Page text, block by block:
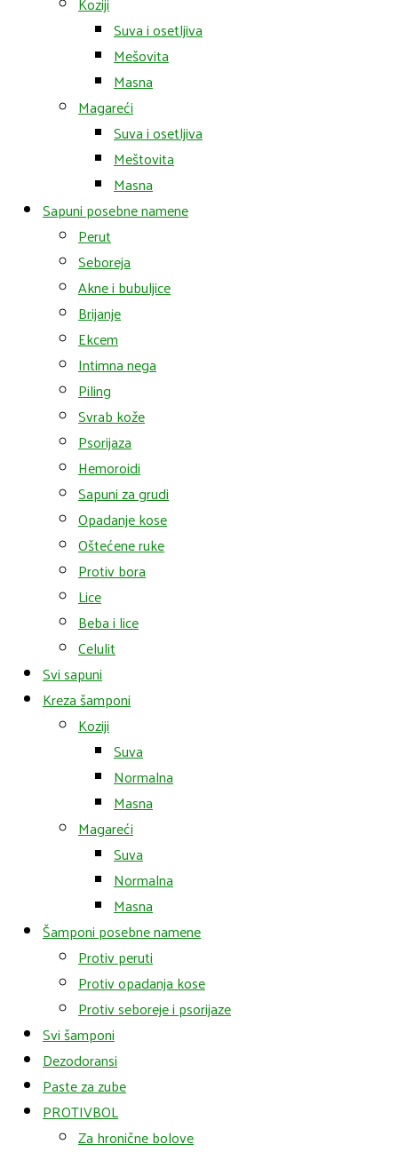
Suva i osetljiva
Mešovita
Masna
Magareći
Suva i osetljiva
Meštovita
Masna
Sapuni posebne namene
Perut
Seboreja
Akne i bubuljice
Brijanje
Ekcem
Intimna nega
Piling
Svrab kože
Psorijaza
Hemoroidi
Sapuni za grudi
Opadanje kose
Oštećene ruke
Protiv bora
Lice
Beba i lice
Celulit
Svi sapuni
Kreza šamponi
Koziji
Suva
Normalna
Masna
Magareći
Suva
Normalna
Masna
Šamponi posebne namene
Protiv peruti
Protiv opadanja kose
Protiv seboreje i psorijaze
Svi šamponi
Dezodoransi
Paste za zube
PROTIVBOL
Za hronične bolove